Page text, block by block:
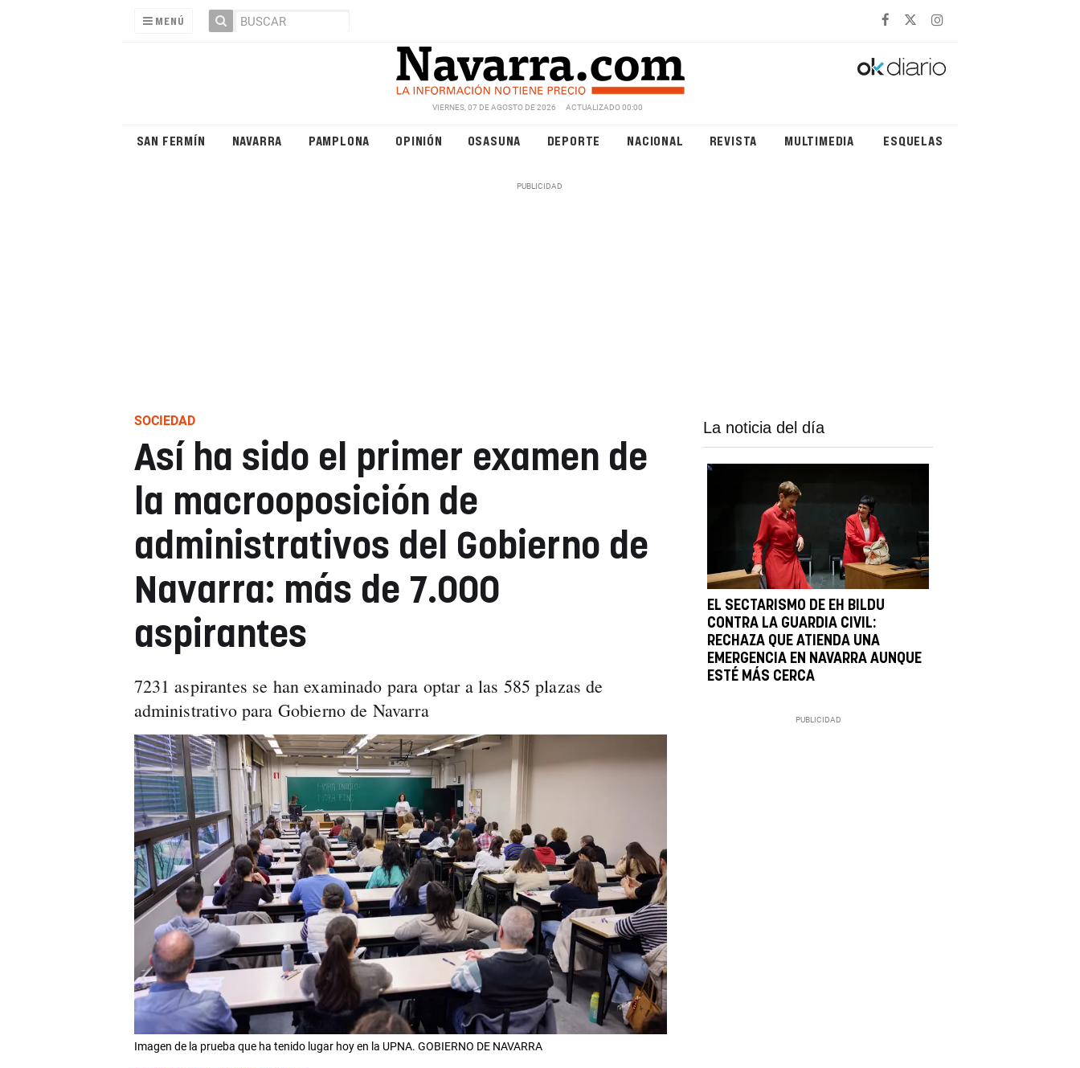
MENÚ
VIERNES, 07 DE AGOSTO DE 2026 ACTUALIZADO 00:00
SAN FERMÍN NAVARRA PAMPLONA OPINIÓN OSASUNA DEPORTE NACIONAL REVISTA MULTIMEDIA ESQUELAS
SOCIEDAD
Así ha sido el primer examen de
la macrooposición de
administrativos del Gobierno de
Navarra: más de 7.000
aspirantes
7231 aspirantes se han examinado para optar a las 585 plazas de
administrativo para Gobierno de Navarra
Imagen de la prueba que ha tenido lugar hoy en la UPNA. GOBIERNO DE NAVARRA
La noticia del día
EL SECTARISMO DE EH BILDU
CONTRA LA GUARDIA CIVIL:
RECHAZA QUE ATIENDA UNA
EMERGENCIA EN NAVARRA AUNQUE
ESTÉ MÁS CERCA